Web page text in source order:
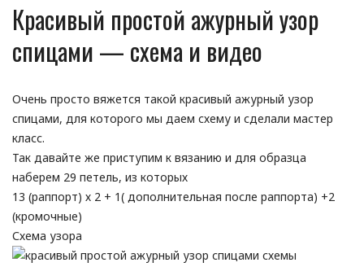
Красивый простой ажурный узор
спицами — схема и видео
Очень просто вяжется такой красивый ажурный узор
спицами, для которого мы даем схему и сделали мастер
класс.
Так давайте же приступим к вязанию и для образца
наберем 29 петель, из которых
13 (раппорт) х 2 + 1( дополнительная после раппорта) +2
(кромочные)
Схема узора